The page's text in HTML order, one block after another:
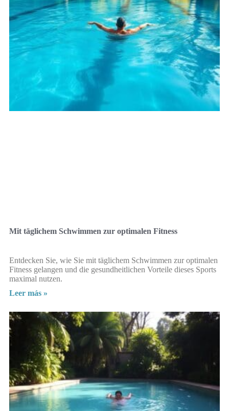
Mit täglichem Schwimmen zur optimalen Fitness
Entdecken Sie, wie Sie mit täglichem Schwimmen zur optimalen
Fitness gelangen und die gesundheitlichen Vorteile dieses Sports
maximal nutzen.
Leer más »